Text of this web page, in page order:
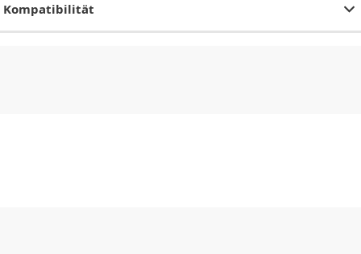
Kompatibilität